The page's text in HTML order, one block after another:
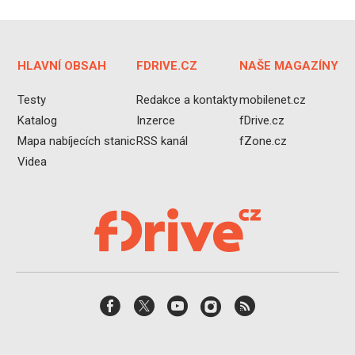
HLAVNÍ OBSAH
Testy
Katalog
Mapa nabíjecích stanic
Videa
FDRIVE.CZ
Redakce a kontakty
Inzerce
RSS kanál
NAŠE MAGAZÍNY
mobilenet.cz
fDrive.cz
fZone.cz